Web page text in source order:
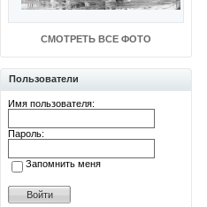
СМОТРЕТЬ ВСЕ ФОТО
Пользователи
Имя пользователя:
Пароль:
Запомнить меня